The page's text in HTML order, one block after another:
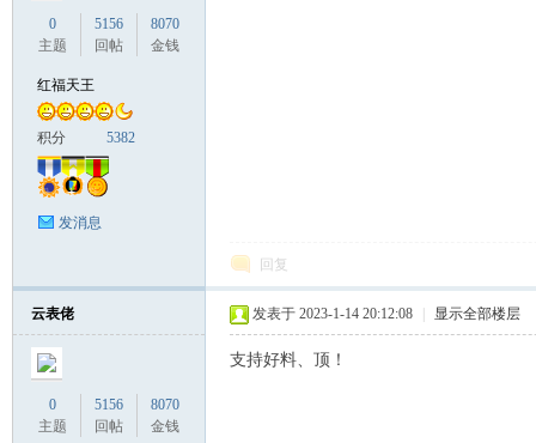
0
主题
5156
回帖
8070
金钱
红福天王
积分 5382
发消息
回复
云表佬
0
主题
5156
回帖
8070
金钱
发表于 2023-1-14 20:12:08 显示全部楼层
支持好料、顶！